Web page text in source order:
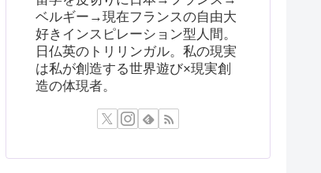
ベルギー→現在フランスの自由大
好きインスピレーション型人間。
日仏英のトリリンガル。私の現実
は私が創造する世界遊び×現実創
造の体現者。